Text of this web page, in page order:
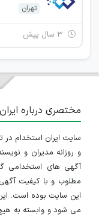
تهران
مختصری درباره
و روزانه مدیران و
آگهی های استخدامی
مطلوب و با کیفیت
این سایت بوده است.
می شود و وابسته به